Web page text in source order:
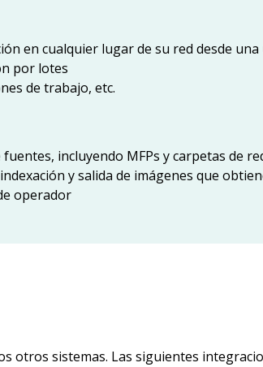
en cualquier lugar de su red desde
por lotes
de trabajo, etc.
incluyendo MFPs y carpetas de
y salida de imágenes que
operador
otros sistemas. Las siguientes